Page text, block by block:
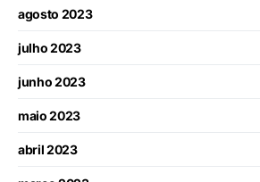
agosto 2023
julho 2023
junho 2023
maio 2023
abril 2023